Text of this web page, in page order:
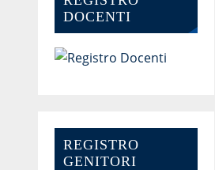
DOCENTI
REGISTRO
GENITORI